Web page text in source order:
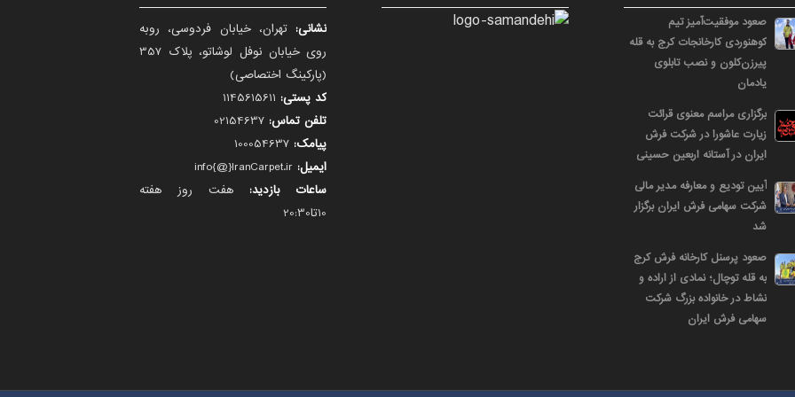
صعود موفقیت‌آمیز تیم
کوهنوردی کارخانجات کرج به قله
پیرزن‌کلون و نصب تابلوی
یادمان
برگزاری مراسم معنوی قرائت
زیارت عاشورا در شرکت فرش
ایران در آستانه اربعین حسینی
آیین تودیع و معارفه مدیر مالی
شرکت سهامی فرش ایران برگزار
شد
صعود پرسنل کارخانه فرش کرج
به قله توچال؛ نمادی از اراده و
نشاط در خانواده بزرگ شرکت
سهامی فرش ایران
نشانی: تهران، خیابان فردوسی، روبه
روی خیابان نوفل لوشاتو، پلاک 357
(پارکینگ اختصاصی)
کد پستی:
تلفن تماس:
پیامک:
ایمیل:
ساعات بازدید: هفت روز هفته
10تا20:30